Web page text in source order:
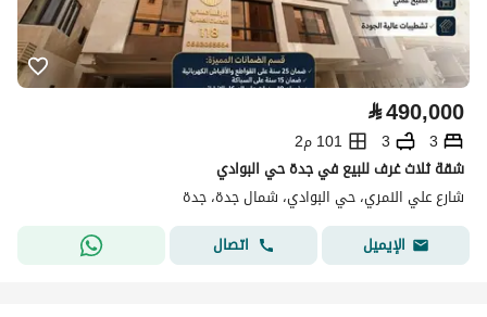
⃁490,000
3
3
101 م2
شقة ثلاث غرف للبيع في جدة حي البوادي
شارع علي النمري، حي البوادي، شمال جدة، جدة
الإيميل
اتصال